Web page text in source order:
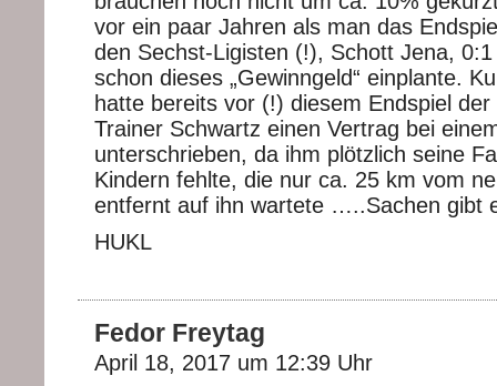
vor ein paar Jahren als man das
den Sechst-Ligisten (!), Schott Jena,
schon dieses „Gewinngeld“ einplante.
hatte bereits vor (!) diesem Endspiel
Trainer Schwartz einen Vertrag bei
unterschrieben, da ihm plötzlich seine
Kindern fehlte, die nur ca. 25 km vom
entfernt auf ihn wartete …..Sachen gibt
HUKL
Fedor Freytag
April 18, 2017 um 12:39 Uhr